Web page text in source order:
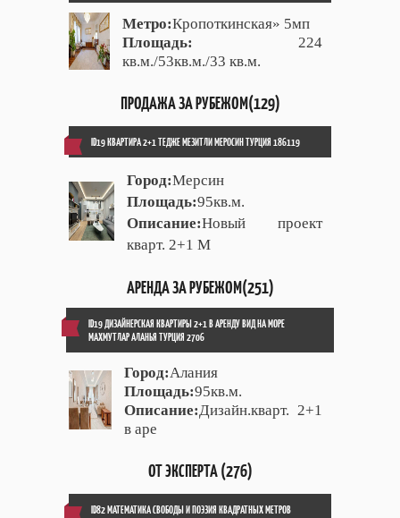
Метро:Кропоткинская» 5мп
Площадь:
224
кв.м./53кв.м./33 кв.м.
ПРОДАЖА ЗА РУБЕЖОМ(129)
ID19 КВАРТИРА 2+1 ТЕДЖЕ МЕЗИТЛИ МЕРОСИН ТУРЦИЯ 186119
Город:Мерсин
Площадь:95кв.м.
Описание:Новый проект
кварт. 2+1 М
АРЕНДА ЗА РУБЕЖОМ(251)
ID19 ДИЗАЙНЕРСКАЯ КВАРТИРЫ 2+1 В АРЕНДУ ВИД НА МОРЕ
МАХМУТЛАР АЛАНЬЯ ТУРЦИЯ 2706
Город:Алания
Площадь:95кв.м.
Описание:Дизайн.кварт. 2+1
в аре
ОТ ЭКСПЕРТА (276)
ID82 МАТЕМАТИКА СВОБОДЫ И ПОЭЗИЯ КВАДРАТНЫХ МЕТРОВ